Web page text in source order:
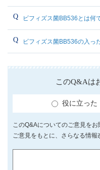
ビフィズス菌BB536とは何
ビフィズス菌BB536の入っ
このQ&Aは
役に立った
このQ&Aについてのご意見をお
ご意見をもとに、さらなる情報